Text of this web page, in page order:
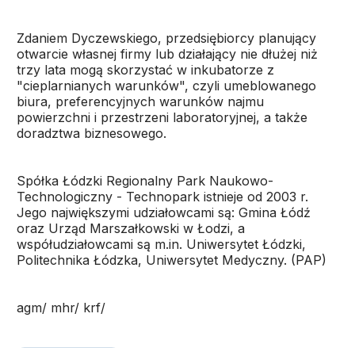
Zdaniem Dyczewskiego, przedsiębiorcy planujący
otwarcie własnej firmy lub działający nie dłużej niż
trzy lata mogą skorzystać w inkubatorze z
"cieplarnianych warunków", czyli umeblowanego
biura, preferencyjnych warunków najmu
powierzchni i przestrzeni laboratoryjnej, a także
doradztwa biznesowego.
Spółka Łódzki Regionalny Park Naukowo-
Technologiczny - Technopark istnieje od 2003 r.
Jego największymi udziałowcami są: Gmina Łódź
oraz Urząd Marszałkowski w Łodzi, a
współudziałowcami są m.in. Uniwersytet Łódzki,
Politechnika Łódzka, Uniwersytet Medyczny. (PAP)
agm/ mhr/ krf/